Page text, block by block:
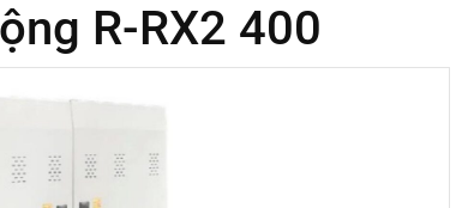
R-RX2 400